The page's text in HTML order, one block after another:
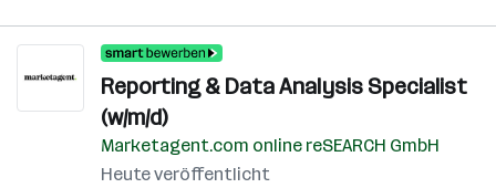
Reporting & Data Analysis Specialist
(w/m/d)
Marketagent.com online reSEARCH GmbH
Heute veröffentlicht